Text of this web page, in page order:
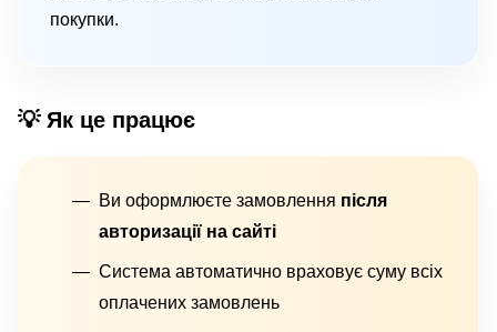
покупки.
💡 Як це працює
Ви оформлюєте замовлення після
авторизації на сайті
Система автоматично враховує суму всіх
оплачених замовлень